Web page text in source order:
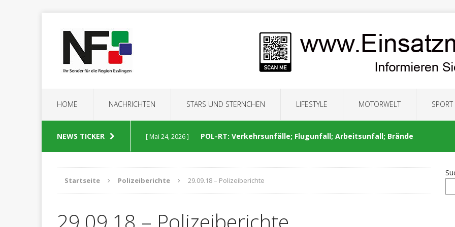
HOME NACHRICHTEN STARS UND STERNCHEN LIFESTYLE MOTORWELT SPORT
NEWS TICKER [ Mai 24, 2026 ] POL-RT: Verkehrsunfälle; Flugunfall; Arbeitsunfall; Brände
POLIZEIBERICHTE
Startseite Polizeiberichte 29.09.18 – Polizeiberichte